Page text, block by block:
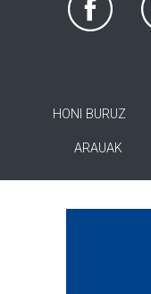
HONI BURUZ
ARAUAK